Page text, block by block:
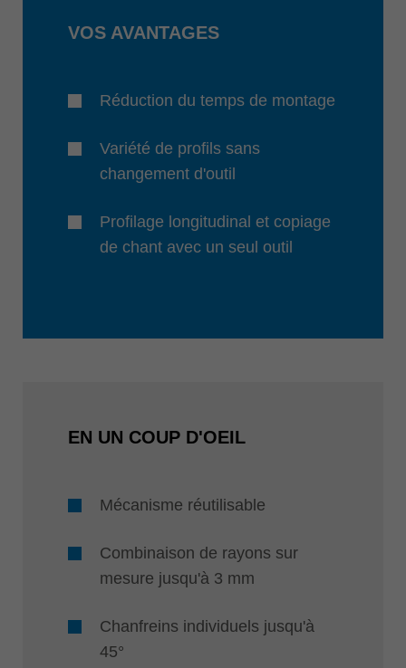
VOS AVANTAGES
Réduction du temps de montage
Variété de profils sans
changement d'outil
Profilage longitudinal et copiage
de chant avec un seul outil
EN UN COUP D'OEIL
Mécanisme réutilisable
Combinaison de rayons sur
mesure jusqu'à 3 mm
Chanfreins individuels jusqu'à
45°